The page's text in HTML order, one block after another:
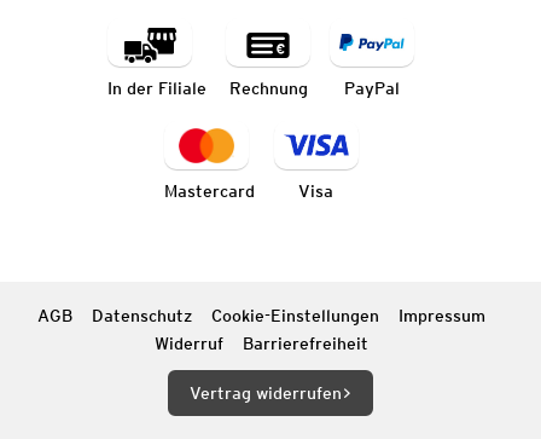
In der Filiale Rechnung PayPal
Mastercard Visa
AGB Datenschutz Cookie-Einstellungen
Impressum
Widerruf
Barrierefreiheit
Vertrag widerrufen